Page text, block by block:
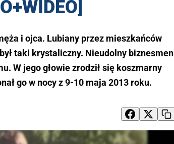
i ojca. Lubiany przez mieszkańców
taki krystaliczny. Nieudolny biznesmen
W jego głowie zrodził się koszmarny
go w nocy z 9-10 maja 2013 roku.